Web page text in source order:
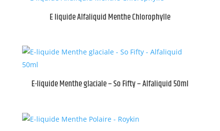
E liquide Alfaliquid Menthe Chlorophylle
E-liquide Menthe glaciale – So Fifty – Alfaliquid 50ml